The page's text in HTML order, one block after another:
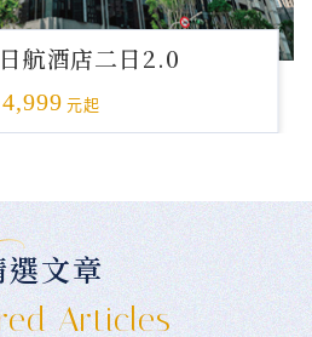
航酒店二日2.0
元起
選文章
Articles